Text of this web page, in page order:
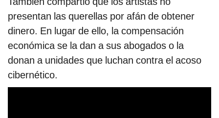
presentan las querellas por afán de obtener
dinero. En lugar de ello, la compensación
económica se la dan a sus abogados o la
donan a unidades que luchan contra el acoso
cibernético.